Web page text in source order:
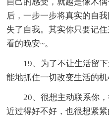
后，一步一步将真实的自
失了自我。其实你只要记
看的晚安~。
19、为了不让生活留
能地抓住一切改变生活的机
20、很想主动联系你
近过得好不好，也很想紧